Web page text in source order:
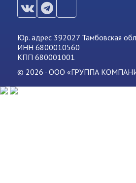
Юр. адрес 392027 Тамбовская
ИНН 6800010560
КПП 680001001
© 2026 · ООО «ГРУППА